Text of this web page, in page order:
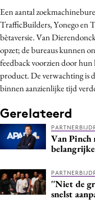
Een aantal
TrafficBuilders, Yonego en
bètaversie. Van
opzet; de bureaus kunnen
feedback voorzien door hun
product. De verwachting is
binnen aanzienlijke tijd
Gerelateerd
Van Pinch
''Niet de
snelst